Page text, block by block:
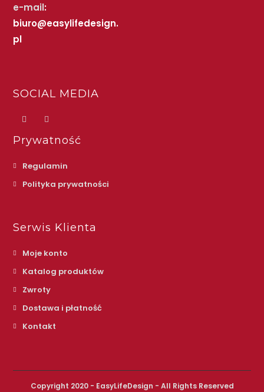
e-mail:
biuro@easylifedesign.
pl
SOCIAL MEDIA
Prywatność
Regulamin
Polityka prywatności
Serwis Klienta
Moje konto
Katalog produktów
Zwroty
Dostawa i płatność
Kontakt
Copyright 2020 - EasyLifeDesign - All Rights Reserved